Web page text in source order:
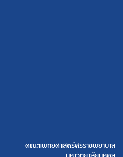
คณะแพทยศาสตร์ศิริราชพยาบาล